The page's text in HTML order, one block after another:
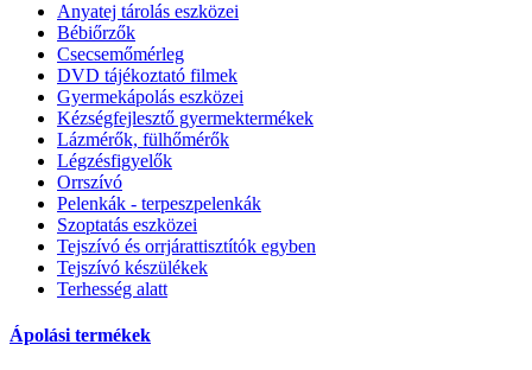
Anyatej tárolás eszközei
Bébiőrzők
Csecsemőmérleg
DVD tájékoztató filmek
Gyermekápolás eszközei
Kézségfejlesztő gyermektermékek
Lázmérők, fülhőmérők
Légzésfigyelők
Orrszívó
Pelenkák - terpeszpelenkák
Szoptatás eszközei
Tejszívó és orrjárattisztítók egyben
Tejszívó készülékek
Terhesség alatt
Ápolási termékek